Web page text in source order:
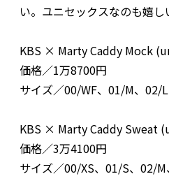
い。ユニセックスなのも嬉し
KBS × Marty Caddy Mock
価格／1万8700円
サイズ／00/WF、01/M、02/
KBS × Marty Caddy Sweat
価格／3万4100円
サイズ／00/XS、01/S、02/